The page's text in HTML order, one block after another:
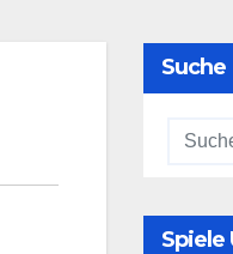
Suche
Spiele